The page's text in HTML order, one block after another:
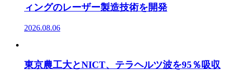
ィングのレーザー製造技術を開発
2026.08.06
東京農工大とNICT、テラヘルツ波を95％吸収